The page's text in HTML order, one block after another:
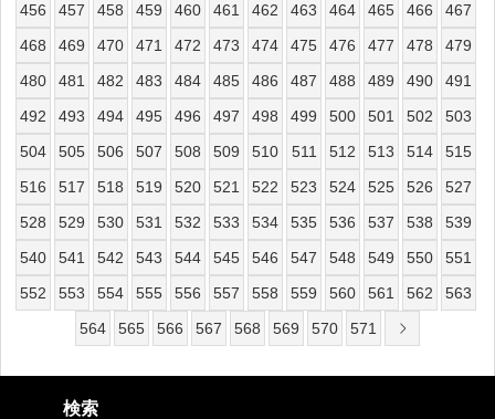
456
457 458 459 460 461 462 463 464 465 466
467
468
469 470 471 472 473 474 475 476 477 478
479
480
481 482 483 484 485 486 487 488 489 490
491
492
493 494 495 496 497 498 499 500 501 502
503
504
505 506 507 508 509 510 511 512 513 514
515
516
517 518 519 520 521 522 523 524 525 526
527
528
529 530 531 532 533 534 535 536 537 538
539
540
541 542 543 544 545 546 547 548 549 550
551
552
553 554 555 556 557 558 559 560 561 562
563
564
565 566 567 568 569 570 571
検索